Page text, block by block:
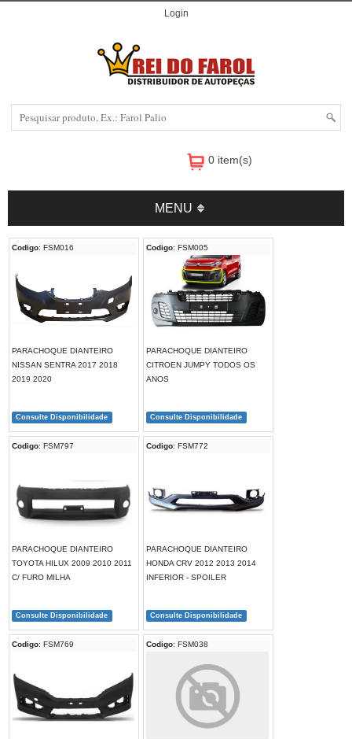
Login
0 item(s)
MENU
Codigo: FSM016
PARACHOQUE DIANTEIRO
NISSAN SENTRA 2017 2018
2019 2020
Consulte Disponibilidade
Codigo: FSM005
PARACHOQUE DIANTEIRO
CITROEN JUMPY TODOS OS
ANOS
Consulte Disponibilidade
Codigo: FSM797
PARACHOQUE DIANTEIRO
TOYOTA HILUX 2009 2010 2011
C/ FURO MILHA
Consulte Disponibilidade
Codigo: FSM772
PARACHOQUE DIANTEIRO
HONDA CRV 2012 2013 2014
INFERIOR - SPOILER
Consulte Disponibilidade
Codigo: FSM769 Codigo: FSM038